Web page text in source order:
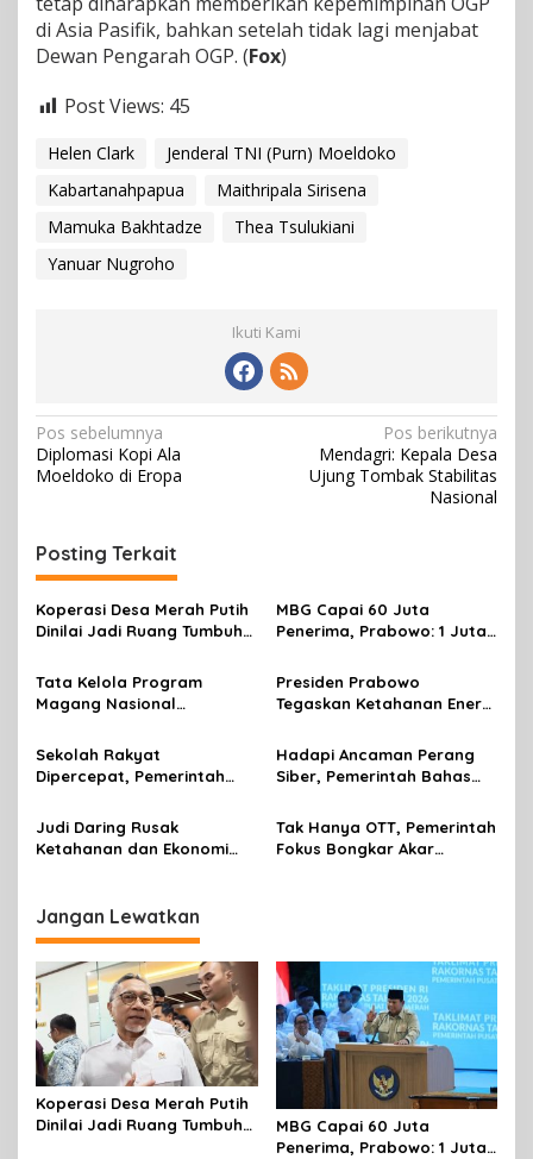
di Asia Pasifik, bahkan setelah tidak lagi menjabat
Dewan Pengarah OGP. (Fox)
Post Views: 45
Helen Clark
Jenderal TNI (Purn) Moeldoko
Kabartanahpapua
Maithripala Sirisena
Mamuka Bakhtadze
Thea Tsulukiani
Yanuar Nugroho
Ikuti Kami
N
a
i
g
a
s
i
p
s
Pos sebelumnya
Diplomasi Kopi Ala
Moeldoko di Eropa
Pos berikutnya
Mendagri: Kepala Desa
Ujung Tombak Stabilitas
Nasional
Posting Terkait
Koperasi Desa Merah Putih
Dinilai Jadi Ruang Tumbuh
MBG Capai 60 Juta
Penerima, Prabowo: 1 Juta
Tercipta
Tata Kelola Program
Magang Nasional
Pemerintah
Presiden Prabowo
Tegaskan Ketahanan Energi
Pembangunan Nasional
Sekolah Rakyat
Dipercepat, Pemerintah
Putus Sekolah
Hadapi Ancaman Perang
Siber, Pemerintah Bahas
Disinformasi dan
Propaganda Asing
Judi Daring Rusak
Ketahanan dan Ekonomi
Tak Hanya OTT, Pemerintah
Fokus Bongkar Akar
Jangan Lewatkan
Koperasi Desa Merah Putih
Dinilai Jadi Ruang Tumbuh
MBG Capai 60 Juta
Penerima, Prabowo: 1 Juta